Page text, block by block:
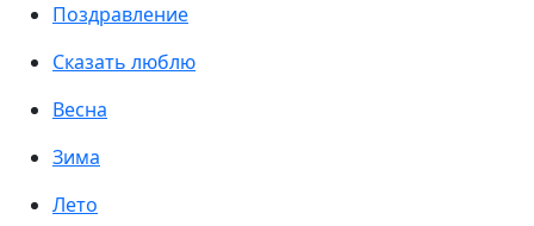
Поздравление
Сказать люблю
Весна
Зима
Лето